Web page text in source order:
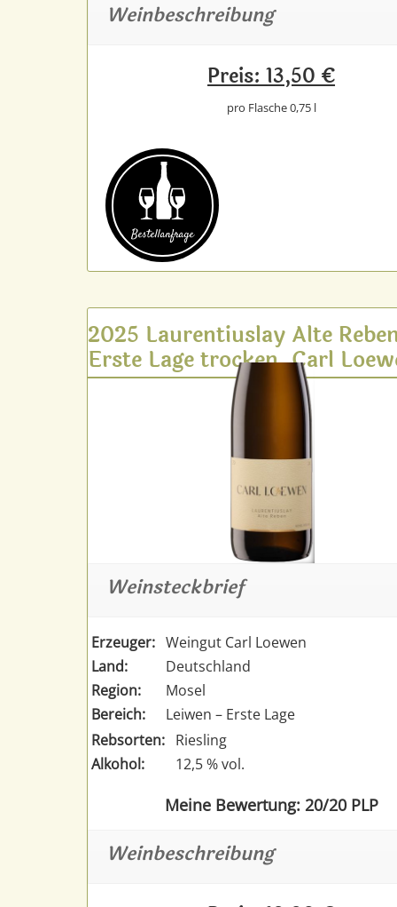
Weinbeschreibung
Preis: 13,50 €
pro Flasche 0,75 l
Bestell­anfrage
2025 Laurentiuslay Alte
Erste Lage trocken, Carl
Weinsteckbrief
Erzeuger: Weingut Carl Loewen
Land:
Deutschland
Region:
Mosel
Bereich:
Leiwen – Erste Lage
Rebsorten: Riesling
Alkohol:
12,5 % vol.
Meine Bewertung: 20/20 PLP
Weinbeschreibung